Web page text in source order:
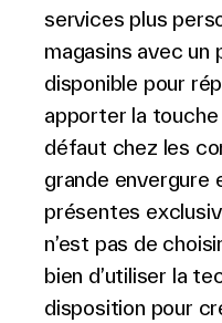
services plus
magasins avec
disponible pour
apporter la
défaut chez les
grande envergure
présentes
n’est pas de
bien d’utiliser la
disposition pour